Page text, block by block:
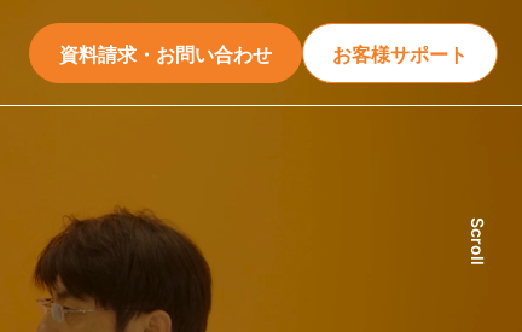
資料請求・お問い合わせ お客様サポート
Scroll